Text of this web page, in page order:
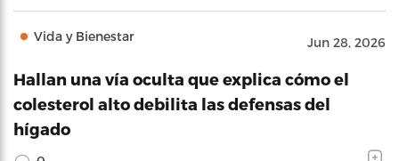
Vida y Bienestar Jun 28, 2026
Hallan una vía oculta que explica cómo el
colesterol alto debilita las defensas del
hígado